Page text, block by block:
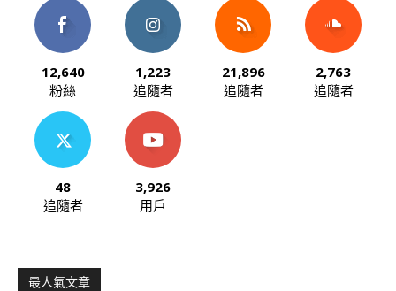
12,640
粉絲
1,223
追隨者
21,896
追隨者
2,763
追隨者
48
追隨者
3,926
用戶
最人氣文章